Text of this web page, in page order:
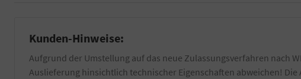
Kunden-Hinweise:
Aufgrund der Umstellung auf das neue Zulassungsverfahren nach
Auslieferung hinsichtlich technischer Eigenschaften abweichen!